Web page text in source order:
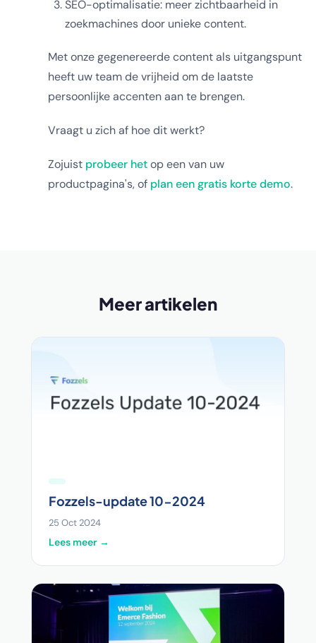
SEO-optimalisatie: meer zichtbaarheid in
zoekmachines door unieke content.
Met onze gegenereerde content als uitgangspunt
heeft uw team de vrijheid om de laatste
persoonlijke accenten aan te brengen.
Vraagt u zich af hoe dit werkt?
Zojuist probeer hetop een van uw
productpagina's, of plan een gratis korte demo.
Meer artikelen
Fozzels-update 10-2024
25 Oct 2024
Lees meer →